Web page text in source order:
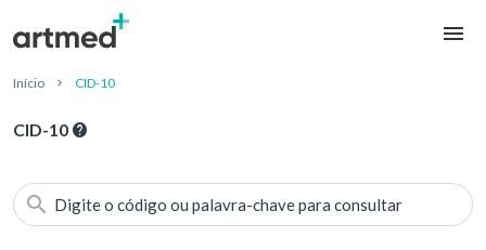
Início CID-10
CID-10
Digite o código ou palavra-chave para consultar